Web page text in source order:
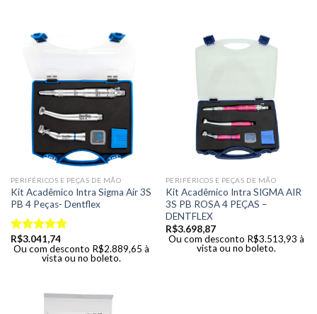
PERIFÉRICOS E PEÇAS DE MÃO
Kit Acadêmico Intra Sigma Air 3S
PB 4 Peças- Dentflex
Avaliação
5.00de 5
R$3.041,74
Ou com desconto R$2.889,65 à
vista ou no boleto.
PERIFÉRICOS E PEÇAS DE MÃO
Kit Acadêmico Intra SIGMA AIR
3S PB ROSA 4 PEÇAS –
DENTFLEX
R$3.698,87
Ou com desconto R$3.513,93 à
vista ou no boleto.